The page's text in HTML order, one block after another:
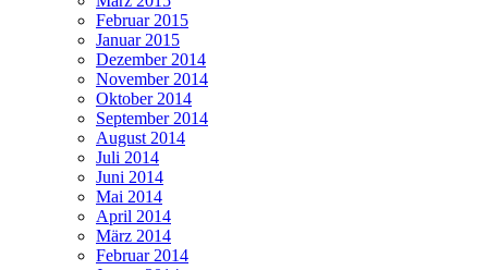
Februar 2015
Januar 2015
Dezember 2014
November 2014
Oktober 2014
September 2014
August 2014
Juli 2014
Juni 2014
Mai 2014
April 2014
März 2014
Februar 2014